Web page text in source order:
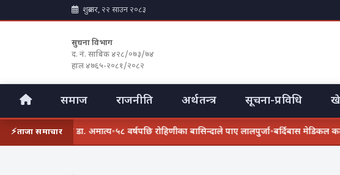
शुक्रबार, २२ साउन २०८३
सुचना विभाग
द. नं. साबिक ४२८/०७३/७४
हाल ४७६५-२०८१/२०८२
समाज राजनीति अर्थतन्त्र सूचना-प्रविधि
ताजा समाचार
निर्देशकमा डा. अमात्य• ५८ वर्षपछि रोहिणीका बासिन्दाले पाए लालपुर्जा•बर्दिबास मेडिकल कलेज